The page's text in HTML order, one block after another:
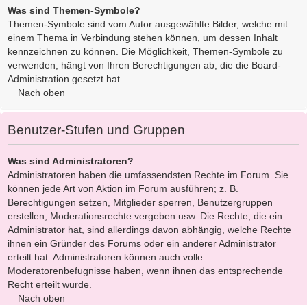
Was sind Themen-Symbole?
Themen-Symbole sind vom Autor ausgewählte Bilder, welche mit
einem Thema in Verbindung stehen können, um dessen Inhalt
kennzeichnen zu können. Die Möglichkeit, Themen-Symbole zu
verwenden, hängt von Ihren Berechtigungen ab, die die Board-
Administration gesetzt hat.
Nach oben
Benutzer-Stufen und Gruppen
Was sind Administratoren?
Administratoren haben die umfassendsten Rechte im Forum. Sie
können jede Art von Aktion im Forum ausführen; z. B.
Berechtigungen setzen, Mitglieder sperren, Benutzergruppen
erstellen, Moderationsrechte vergeben usw. Die Rechte, die ein
Administrator hat, sind allerdings davon abhängig, welche Rechte
ihnen ein Gründer des Forums oder ein anderer Administrator
erteilt hat. Administratoren können auch volle
Moderatorenbefugnisse haben, wenn ihnen das entsprechende
Recht erteilt wurde.
Nach oben